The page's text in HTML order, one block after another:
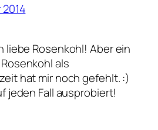
liebe Rosenkohl! Aber ein
als
hat mir noch gefehlt. :)
jeden Fall ausprobiert!